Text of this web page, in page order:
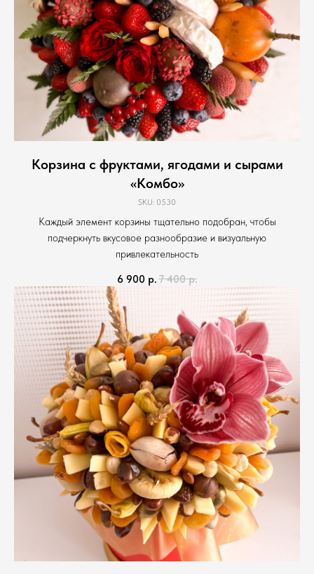
Корзина с фруктами, ягодами и сырами
«Комбо»
SKU: 0530
Каждый элемент корзины тщательно подобран, чтобы
подчеркнуть вкусовое разнообразие и визуальную
привлекательность
6 900 р.7 400 р.